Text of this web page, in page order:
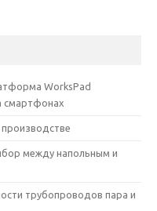
WorksPad
смартфонах
между напольным и
трубопроводов пара и